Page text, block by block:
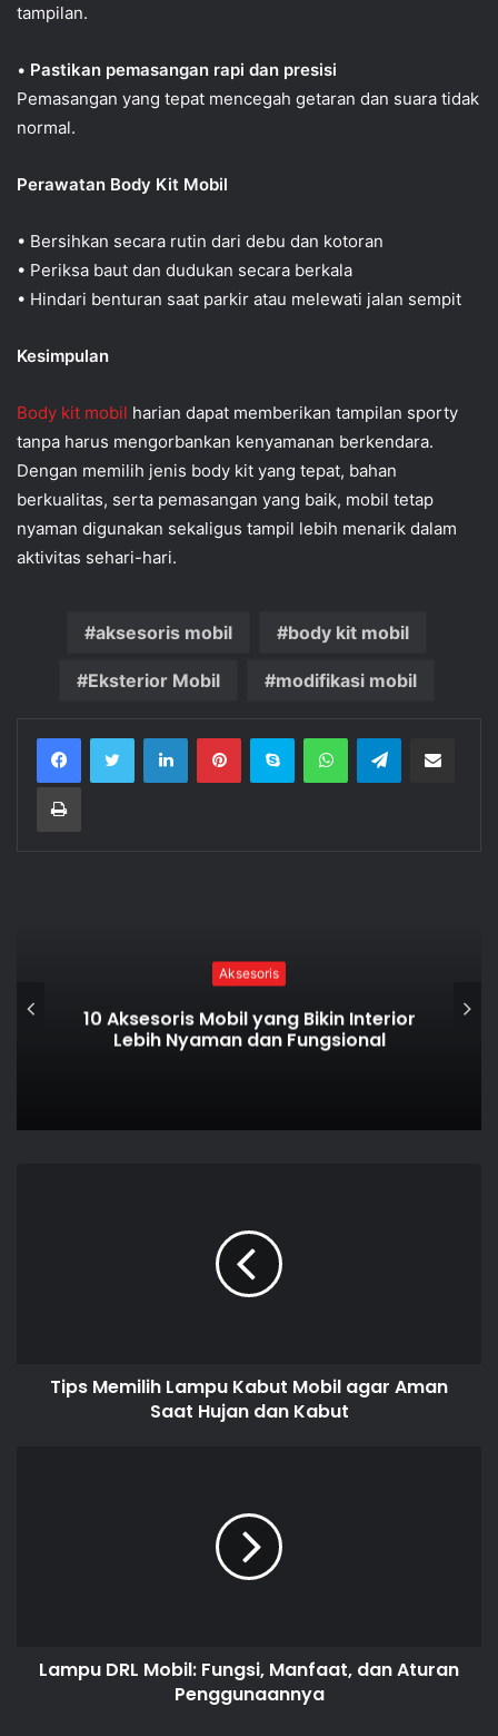
tampilan.
• Pastikan pemasangan rapi dan presisi
Pemasangan yang tepat mencegah getaran dan suara tidak
normal.
Perawatan Body Kit Mobil
• Bersihkan secara rutin dari debu dan kotoran
• Periksa baut dan dudukan secara berkala
• Hindari benturan saat parkir atau melewati jalan sempit
Kesimpulan
Body kit mobil harian dapat memberikan tampilan sporty
tanpa harus mengorbankan kenyamanan berkendara.
Dengan memilih jenis body kit yang tepat, bahan
berkualitas, serta pemasangan yang baik, mobil tetap
nyaman digunakan sekaligus tampil lebih menarik dalam
aktivitas sehari-hari.
aksesoris mobil body kit mobil
Eksterior Mobil modifikasi mobil
FacebookTwitter LinkedIn PinterestSkype WhatsApp
Print
Aksesoris Mobil Wajib 2025:
Fungsi, dan Rekomendasi
Tips Memilih Lampu Kabut Mobil agar Aman
Saat Hujan dan Kabut
Lampu DRL Mobil: Fungsi, Manfaat, dan Aturan
Penggunaannya